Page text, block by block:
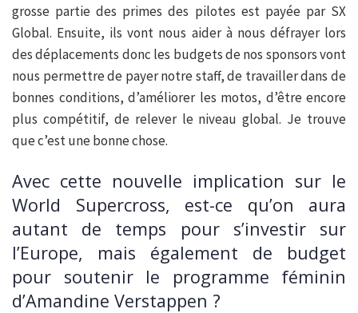
grosse partie des primes des pilotes est payée par SX
Global. Ensuite, ils vont nous aider à nous défrayer lors
des déplacements donc les budgets de nos sponsors vont
nous permettre de payer notre staff, de travailler dans de
bonnes conditions, d’améliorer les motos, d’être encore
plus compétitif, de relever le niveau global. Je trouve
que c’est une bonne chose.
Avec cette nouvelle implication sur le
World Supercross, est-ce qu’on aura
autant de temps pour s’investir sur
l’Europe, mais également de budget
pour soutenir le programme féminin
d’Amandine Verstappen ?